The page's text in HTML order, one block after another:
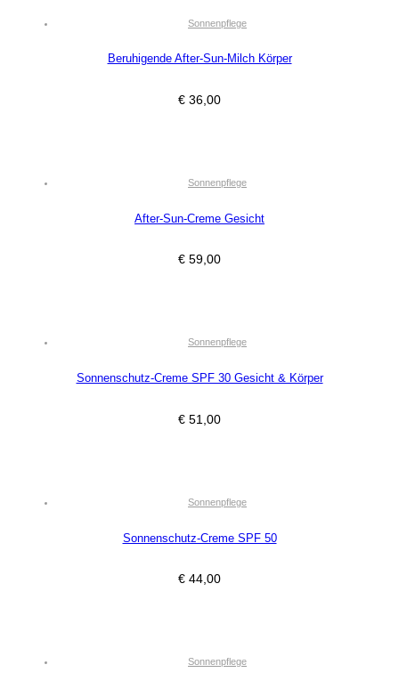
Sonnenpflege
Beruhigende After-Sun-Milch Körper
€ 36,00
Sonnenpflege
After-Sun-Creme Gesicht
€ 59,00
Sonnenpflege
Sonnenschutz-Creme SPF 30 Gesicht & Körper
€ 51,00
Sonnenpflege
Sonnenschutz-Creme SPF 50
€ 44,00
Sonnenpflege